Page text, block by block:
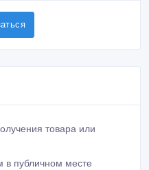
товара или
в публичном месте